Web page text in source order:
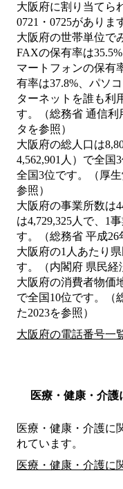
大阪府に割り当てら
0721・0725がありま
大阪府の世帯単位で
FAXの保有率は
マートフォンの保有
有率は37.8%、パソ
ターネットを誰も利
す。（総務省 通信利
タを参照）
大阪府の総人口は
4,562,901人）で全国
全国3位です。（厚
参照）
大阪府の事業所数は
は4,729,325人で、1
す。（総務省 平成26
大阪府の1人あたり
す。（内閣府 県民経
大阪府の消費者物価
で全国10位です。（
た2023を参照）
大阪府の電話番号一
医療・健康・介
医療・健康・介護に
れています。
医療・健康・介護に